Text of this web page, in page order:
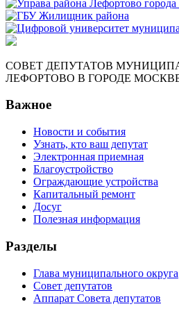
СОВЕТ ДЕПУТАТОВ
ЛЕФОРТОВО В ГОРОДЕ
Важное
Новости и события
Узнать, кто ваш депутат
Электронная приемная
Благоустройство
Ограждающие устройства
Капитальный ремонт
Досуг
Полезная информация
Разделы
Глава муниципального округа
Совет депутатов
Аппарат Совета депутатов